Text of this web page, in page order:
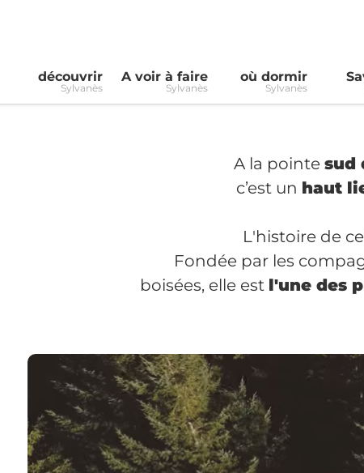
découvrir
Sylvanès
A voir à faire
Sylvanès
où dormir
Sylvanès
A la pointe sud
c’est un haut
L'histoire de
Fondée par les
boisées, elle est l'une des